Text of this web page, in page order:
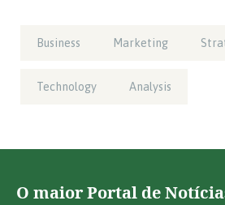
Business Marketing
Technology Analysis
O maior Portal de